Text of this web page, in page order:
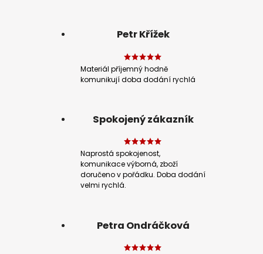
Petr Křížek
Materiál příjemný hodně
komunikují doba dodání rychlá
Spokojený zákazník
Naprostá spokojenost,
komunikace výborná, zboží
doručeno v pořádku. Doba dodání
velmi rychlá.
Petra Ondráčková